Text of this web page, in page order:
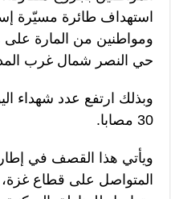
استهداف طائرة مسيّرة
ومواطنين من المارة
حي النصر شمال غرب
30 مصابا.
ويأتي هذا القصف في إطار
المتواصل على قطاع